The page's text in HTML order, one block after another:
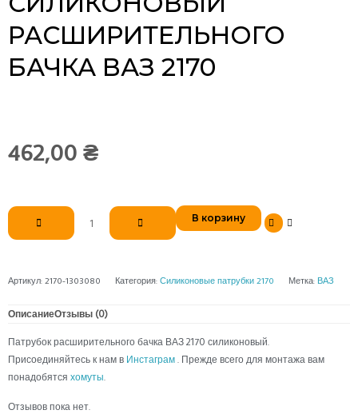
РАСШИРИТЕЛЬНОГО
БАЧКА ВАЗ 2170
462,00 ₴
Количество
товара
Патрубок
расширительного
ВАЗ
В корзину
Артикул: 2170-1303080 Категория: Силиконовые патрубки 2170 Метка: ВАЗ
ОписаниеОтзывы (0)
Патрубок расширительного бачка ВАЗ 2170 силиконовый.
Присоединяйтесь к нам в Инстаграм . Прежде всего для монтажа вам
понадобятся хомуты.
Отзывов пока нет.